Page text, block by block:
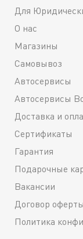
Для
О нас
Магазины
Самовывоз
Автосервисы
Автосервисы
Доставка и
Сертификаты
Гарантия
Подарочные
Вакансии
Договор оферты
Политика